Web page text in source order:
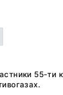
55-ти